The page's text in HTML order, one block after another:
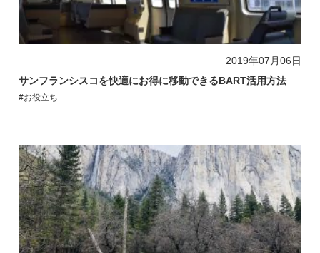
2019年07月06日
サンフランシスコを快適にお得に移動できるBART活用方法
#お役立ち